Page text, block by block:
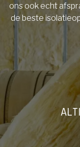
ons ook echt
de beste